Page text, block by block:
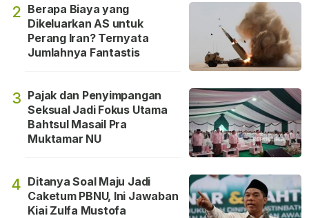
2 Berapa Biaya yang
Dikeluarkan AS untuk
Perang Iran? Ternyata
Jumlahnya Fantastis
3 Pajak dan Penyimpangan
Seksual Jadi Fokus Utama
Bahtsul Masail Pra
Muktamar NU
4 Ditanya Soal Maju Jadi
Caketum PBNU, Ini Jawaban
Kiai Zulfa Mustofa